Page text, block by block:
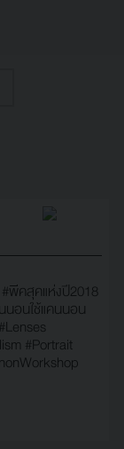
#พีคสุคแห่งปี2018
นอนใช้แคนนอน
#Lenses
#Portrait